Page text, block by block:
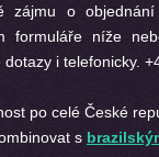
zájmu o objednání
formuláře níže
i telefonicky.
po celé České
s